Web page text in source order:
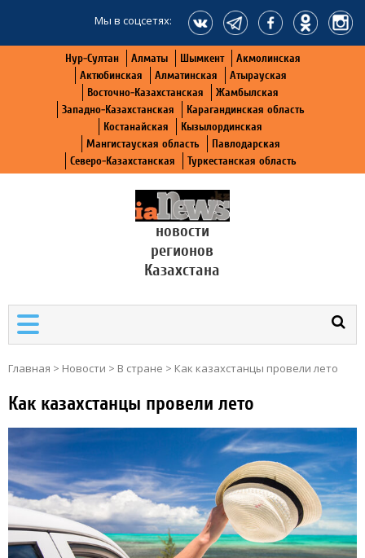
Мы в соцсетях:
Нур-Султан Алматы Шымкент
Акмолинская
Актюбинская
Алматинская
Атырауская
Восточно-Казахстанская
Жамбылская
Западно-Казахстанская
Карагандинская область
Костанайская
Кызылординская
Мангистауская область
Павлодарская
Северо-Казахстанская
Туркестанская область
новости
регионов
Казахстана
Главная > Новости > В стране > Как казахстанцы провели лето
Как казахстанцы провели лето